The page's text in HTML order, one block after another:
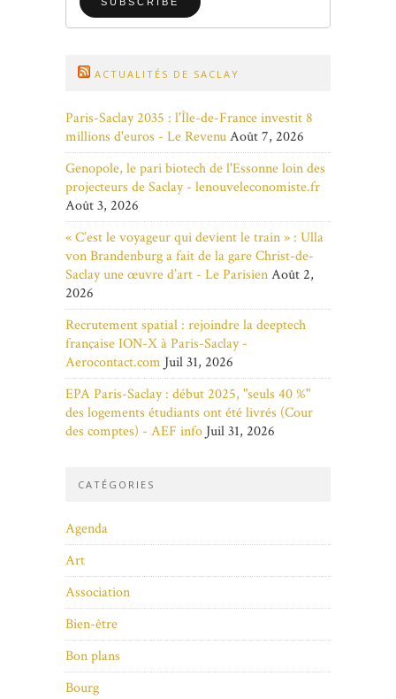
ACTUALITÉS DE SACLAY
Paris-Saclay 2035 : l'Île-de-France investit 8
millions d'euros - Le RevenuAoût 7, 2026
Genopole, le pari biotech de l'Essonne loin des
projecteurs de Saclay - lenouveleconomiste.fr
Août 3, 2026
« C’est le voyageur qui devient le train » : Ulla
von Brandenburg a fait de la gare Christ-de-
Saclay une œuvre d’art - Le ParisienAoût 2,
2026
Recrutement spatial : rejoindre la deeptech
française ION-X à Paris-Saclay -
Aerocontact.com Juil 31, 2026
EPA Paris-Saclay : début 2025, "seuls 40 %"
des logements étudiants ont été livrés (Cour
des comptes) - AEF info Juil 31, 2026
CATÉGORIES
Agenda
Art
Association
Bien-être
Bon plans
Bourg